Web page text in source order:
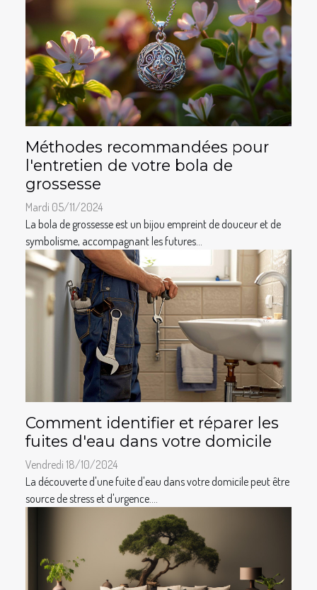
Méthodes recommandées pour
l'entretien de votre bola de
grossesse
Mardi 05/11/2024
La bola de grossesse est un bijou empreint de douceur et de
symbolisme, accompagnant les futures...
Comment identifier et réparer les
fuites d'eau dans votre domicile
Vendredi 18/10/2024
La découverte d'une fuite d'eau dans votre domicile peut être
source de stress et d'urgence....